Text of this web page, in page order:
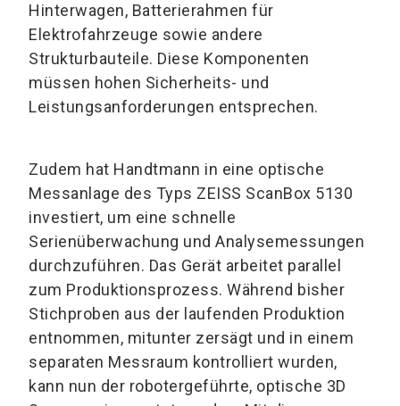
Hinterwagen, Batterierahmen für
Elektrofahrzeuge sowie andere
Strukturbauteile. Diese Komponenten
müssen hohen Sicherheits- und
Leistungsanforderungen entsprechen.
Zudem hat Handtmann in eine optische
Messanlage des Typs ZEISS ScanBox 5130
investiert, um eine schnelle
Serienüberwachung und Analysemessungen
durchzuführen. Das Gerät arbeitet parallel
zum Produktionsprozess. Während bisher
Stichproben aus der laufenden Produktion
entnommen, mitunter zersägt und in einem
separaten Messraum kontrolliert wurden,
kann nun der robotergeführte, optische 3D